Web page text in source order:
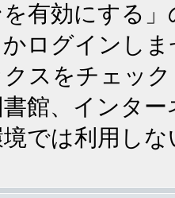
を有効にする
ログインし
スをチェッ
館、インタ
では利用し